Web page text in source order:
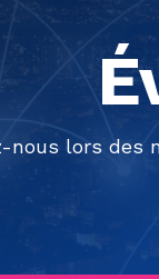
nous lors des